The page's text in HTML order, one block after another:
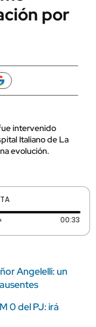
por
intervenido
Italiano de La
evolución.
00:33
Angelelli: un
0 del PJ: irá